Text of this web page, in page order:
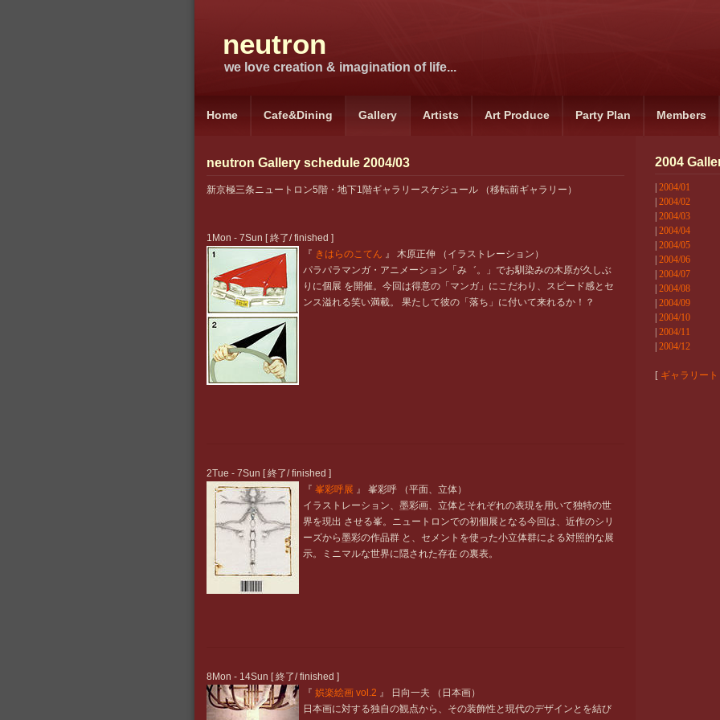
neutron
we love creation & imagination of life...
Home Cafe&Dining Gallery Artists Art Produce Party Plan Members
neutron Gallery schedule 2004/03
新京極三条ニュートロン5階・地下1階ギャラリースケジュール （移転前ギャラリー）
1Mon - 7Sun [ 終了/ finished ]
『 きはらのこてん 』 木原正伸 （イラストレーション）
パラパラマンガ・アニメーション「み゛。」でお馴染みの木原が久しぶ
りに個展 を開催。今回は得意の「マンガ」にこだわり、スピード感とセ
ンス溢れる笑い満載。 果たして彼の「落ち」に付いて来れるか！？
2Tue - 7Sun [ 終了/ finished ]
『 峯彩呼展 』 峯彩呼 （平面、立体）
イラストレーション、墨彩画、立体とそれぞれの表現を用いて独特の世
界を現出 させる峯。ニュートロンでの初個展となる今回は、近作のシリ
ーズから墨彩の作品群 と、セメントを使った小立体群による対照的な展
示。ミニマルな世界に隠された存在 の裏表。
8Mon - 14Sun [ 終了/ finished ]
『 娯楽絵画 vol.2 』 日向一夫 （日本画）
日本画に対する独自の観点から、その装飾性と現代のデザインとを結び
2004
2004/01
2004/02
2004/03
2004/04
2004/05
2004/06
2004/07
2004/08
2004/09
2004/10
2004/11
2004/12
[ ギャラリー